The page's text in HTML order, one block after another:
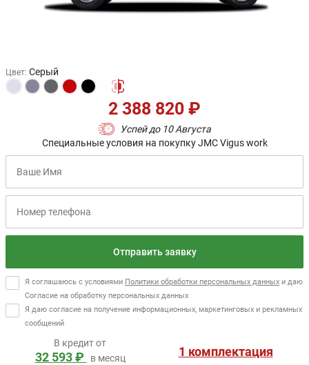
Цвет: Серый
Успей до 10 Августа
2 388 820 ₽
Специальные условия на покупку JMC Vigus work
Отправить заявку
Я соглашаюсь с условиями Политики обработки персональных данных и даю
Согласие на обработку персональных данных
Я даю согласие на получение информационных, маркетинговых и рекламных
сообщений
1 комплектация
В кредит от
32 593 ₽ в месяц